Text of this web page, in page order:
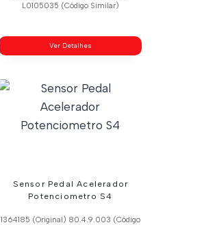
L0105035 (Código Similar)
Ver Detalhes
Sensor Pedal Acelerador
Potenciometro S4
1364185 (Original) 80.4.9.003 (Código